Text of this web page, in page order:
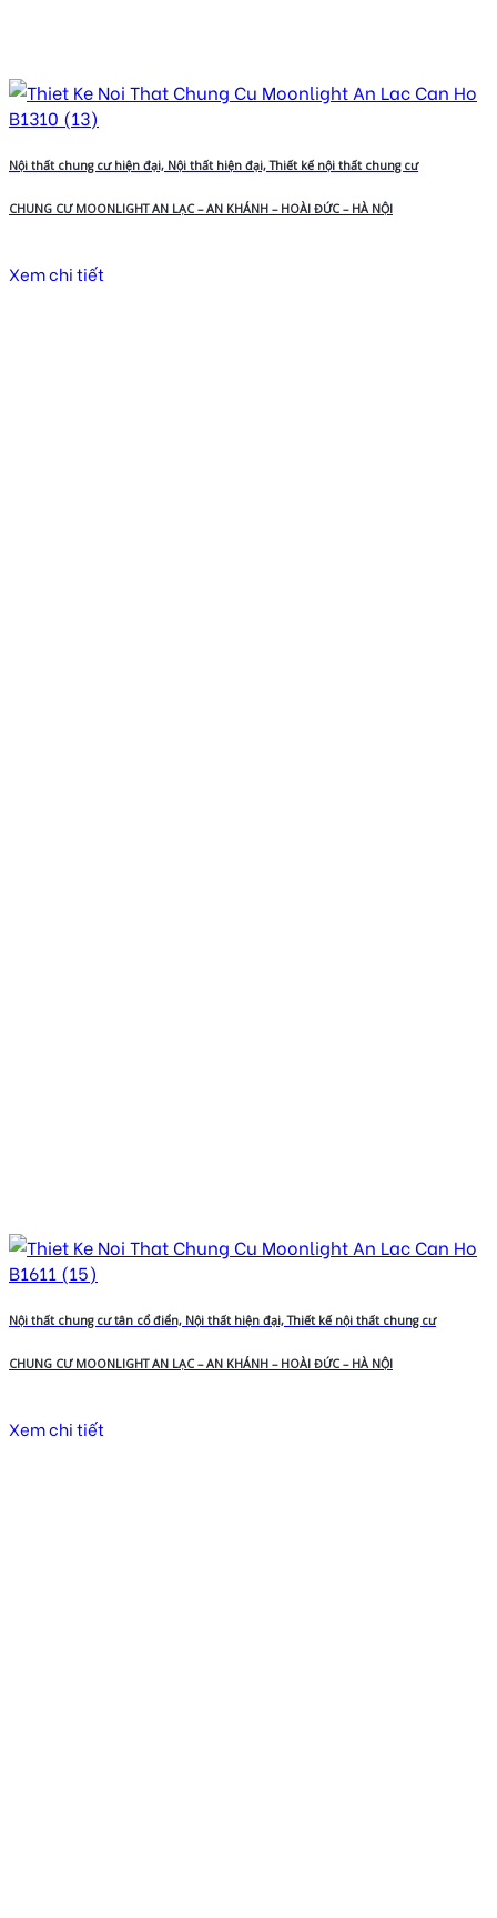
Nội thất chung cư hiện đại, Nội thất hiện đại, Thiết kế nội thất chung cư
CHUNG CƯ MOONLIGHT AN LẠC – AN KHÁNH – HOÀI ĐỨC – HÀ NỘI
Xem chi tiết
Nội thất chung cư tân cổ điển, Nội thất hiện đại, Thiết kế nội thất chung cư
CHUNG CƯ MOONLIGHT AN LẠC – AN KHÁNH – HOÀI ĐỨC – HÀ NỘI
Xem chi tiết